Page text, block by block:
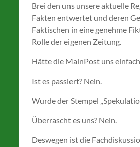
Brei den uns unsere aktuelle
Fakten entwertet und deren
Faktischen in eine genehme
Rolle der eigenen Zeitung.
Hätte die MainPost uns
Ist es passiert? Nein.
Wurde der Stempel
Überrascht es uns? Nein.
Deswegen ist die